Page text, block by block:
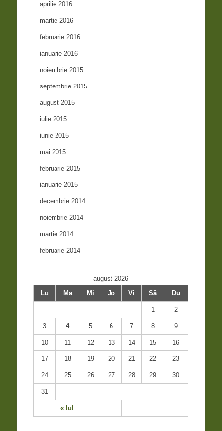
aprilie 2016
martie 2016
februarie 2016
ianuarie 2016
noiembrie 2015
septembrie 2015
august 2015
iulie 2015
iunie 2015
mai 2015
februarie 2015
ianuarie 2015
decembrie 2014
noiembrie 2014
martie 2014
februarie 2014
august 2026
Lu
Ma Mi Jo Vi Sâ Du
« Iul
1 2
3 4 5 6 7 8 9
10 11 12 13 14 15 16
17 18 19 20 21 22 23
24 25 26 27 28 29 30
31